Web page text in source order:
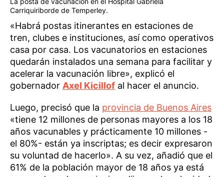
Carriquiriborde de Temperley.
«Habrá postas itinerantes en estaciones de
tren, clubes e instituciones, así como operativos
casa por casa. Los vacunatorios en estaciones
quedarán instalados una semana para facilitar y
acelerar la vacunación libre», explicó el
gobernador Axel Kicillof al hacer el anuncio.
Luego, precisó que la provincia de Buenos Aires
«tiene 12 millones de personas mayores a los 18
años vacunables y prácticamente 10 millones -
el 80%- están ya inscriptas; es decir expresaron
su voluntad de hacerlo». A su vez, añadió que el
61% de la población mayor de 18 años ya está